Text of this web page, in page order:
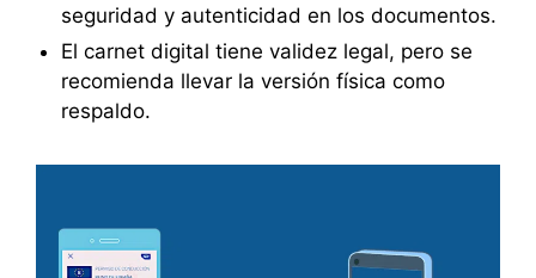
seguridad y autenticidad en los documentos.
El carnet digital tiene validez legal, pero se
recomienda llevar la versión física como
respaldo.